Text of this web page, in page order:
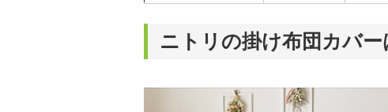
ニトリの掛け布団カバ